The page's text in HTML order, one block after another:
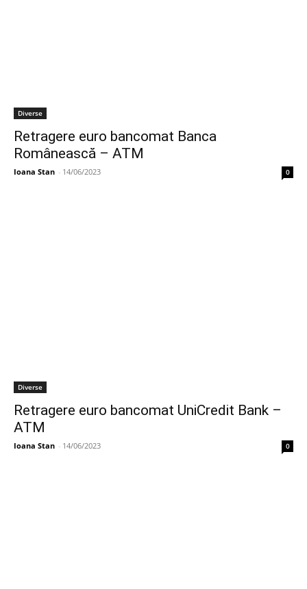
Diverse
Retragere euro bancomat Banca
Românească – ATM
Ioana Stan - 14/06/2023 0
Diverse
Retragere euro bancomat UniCredit Bank –
ATM
Ioana Stan - 14/06/2023 0